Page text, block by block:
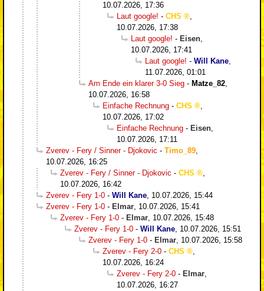
10.07.2026, 17:36
Laut google! - CHS
,
10.07.2026, 17:38
Laut google! - Eisen,
10.07.2026, 17:41
Laut google! - Will Kane,
11.07.2026, 01:01
Am Ende ein klarer 3-0 Sieg - Matze_82,
10.07.2026, 16:58
Einfache Rechnung - CHS
,
10.07.2026, 17:02
Einfache Rechnung - Eisen,
10.07.2026, 17:11
Zverev - Fery / Sinner - Djokovic - Timo_89,
10.07.2026, 16:25
Zverev - Fery / Sinner - Djokovic - CHS
,
10.07.2026, 16:42
Zverev - Fery 1-0 - Will Kane, 10.07.2026, 15:44
Zverev - Fery 1-0 - Elmar, 10.07.2026, 15:41
Zverev - Fery 1-0 - Elmar, 10.07.2026, 15:48
Zverev - Fery 1-0 - Will Kane, 10.07.2026, 15:51
Zverev - Fery 1-0 - Elmar, 10.07.2026, 15:58
Zverev - Fery 2-0 - CHS
,
10.07.2026, 16:24
Zverev - Fery 2-0 - Elmar,
10.07.2026, 16:27